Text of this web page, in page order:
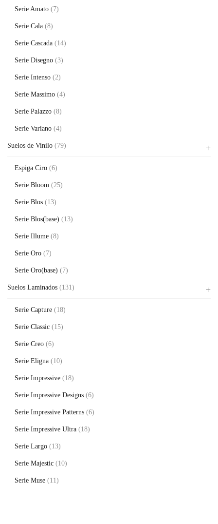
Serie Amato (7)
Serie Cala (8)
Serie Cascada (14)
Serie Disegno (3)
Serie Intenso (2)
Serie Massimo (4)
Serie Palazzo (8)
Serie Variano (4)
Suelos de Vinilo (79)
Espiga Ciro (6)
Serie Bloom (25)
Serie Blos (13)
Serie Blos(base) (13)
Serie Illume (8)
Serie Oro (7)
Serie Oro(base) (7)
Suelos Laminados (131)
Serie Capture (18)
Serie Classic (15)
Serie Creo (6)
Serie Eligna (10)
Serie Impressive (18)
Serie Impressive Designs (6)
Serie Impressive Patterns (6)
Serie Impressive Ultra (18)
Serie Largo (13)
Serie Majestic (10)
Serie Muse (11)